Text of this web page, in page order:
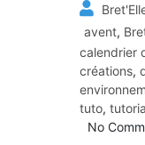
avent,
calendrier
créations,
tuto,
No